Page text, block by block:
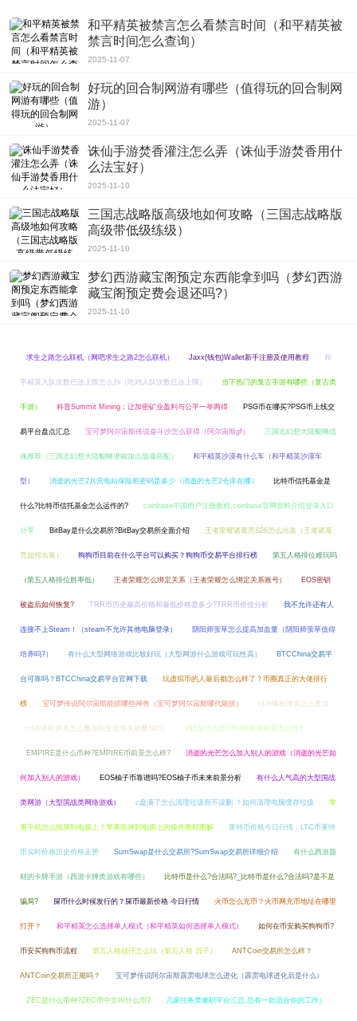
和平精英被禁言怎么看禁言时间（和平精英被
禁言时间怎么查询）
2025-11-07
好玩的回合制网游有哪些（值得玩的回合制网
游）
2025-11-07
诛仙手游焚香灌注怎么弄（诛仙手游焚香用什
么法宝好）
2025-11-10
三国志战略版高级地如何攻略（三国志战略版
高级带低级练级）
2025-11-10
梦幻西游藏宝阁预定东西能拿到吗（梦幻西游
藏宝阁预定费会退还吗?）
2025-11-10
求生之路怎么联机（网吧求生之路2怎么联机） Jaxx(钱包)Wallet新手注册及使用教程 和
平精英入队次数已达上限怎么办（吃鸡入队次数已达上限） 当下热门的复古手游有哪些（复古类
手游） 科普Summit Mining：让加密矿业盈利与公平一举两得 PSG币在哪买?PSG币上线交
易平台盘点汇总 宝可梦阿尔宙斯传说奋斗沙怎么获得（阿尔宙斯gf） 三国志幻想大陆貂蝉战
魂推荐（三国志幻想大陆貂蝉潜能加点战魂搭配） 和平精英沙漠有什么车（和平精英沙漠车
型） 消逝的光芒2兵营电站保险柜密码是多少（消逝的光芒2仓库在哪） 比特币信托基金是
什么?比特币信托基金怎么运作的? coinbase中国用户注册教程,coinbase官网资料介绍登录入口
分享 BitBay是什么交易所?BitBay交易所全面介绍 王者荣耀诸葛亮S26怎么出装（王者诸葛
亮如何出装） 狗狗币目前在什么平台可以购买？狗狗币交易平台排行榜 第五人格排位难玩吗
（第五人格排位胜率低） 王者荣耀怎么绑定关系（王者荣耀怎么绑定关系账号） EOS密钥
被盗后如何恢复? TRR币历史最高价格和最低价格是多少?TRR币价值分析 我不允许还有人
连接不上Steam！（steam不允许其他电脑登录） 阴阳师萤草怎么提高加血量（阴阳师萤草值得
培养吗?） 有什么大型网络游戏比较好玩（大型网游什么游戏可玩性高） BTCChina交易平
台可靠吗？BTCChina交易平台官网下载 玩虚拟币的人最后都怎么样了？币圈真正的大佬排行
榜 宝可梦传说阿尔宙斯能抓哪些神兽（宝可梦阿尔宙斯哪代能抓） cf冲锋枪弹夹怎么叠加
（cf冲锋枪弹夹怎么叠加和生化弹夹能叠加吗） INJ是什么币?INJ币未来前景怎么样?
EMPIRE是什么币种?EMPIRE币前景怎么样? 消逝的光芒怎么加入别人的游戏（消逝的光芒如
何加入别人的游戏） EOS柚子币靠谱吗?EOS柚子币未来前景分析 有什么人气高的大型国战
类网游（大型国战类网络游戏） c盘满了怎么清理垃圾而不误删 ？如何清理电脑缓存垃圾 苹
果手机怎么投屏到电视上？苹果投屏到电视上的操作教程图解 莱特币价格今日行情，LTC币莱特
币实时价格历史价格走势 SumSwap是什么交易所?SumSwap交易所详细介绍 有什么西游题
材的卡牌手游（西游卡牌类游戏有哪些） 比特币是什么?合法吗?_比特币是什么?合法吗?是不是
骗局? 屎币什么时候发行的？屎币最新价格 今日行情 火币怎么充币？火币网充币地址在哪里
打开？ 和平精英怎么选择单人模式（和平精英如何选择单人模式） 如何在币安购买狗狗币?
币安买狗狗币流程 第五人格靓仔怎么玩（第五人格 混子） ANTCoin交易所怎么样？
ANTCoin交易所正规吗？ 宝可梦传说阿尔宙斯霹雳电球怎么进化（霹雳电球进化后是什么）
ZEC是什么币种?ZEC币中文叫什么币? 几家任务类兼职平台汇总,总有一款适合你的工作）